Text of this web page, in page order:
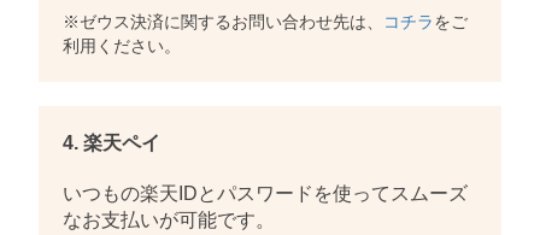
※ゼウス決済に関するお問い合わせ先は、 コチラをご
利用ください。
4. 楽天ペイ
いつもの楽天IDとパスワードを使ってスムーズ
なお支払いが可能です。